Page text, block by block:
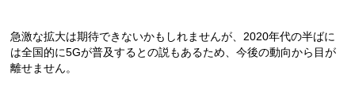
急激な拡大は期待できないかもしれませんが、2020年代の半ばに
は全国的に5Gが普及するとの説もあるため、今後の動向から目が
離せません。